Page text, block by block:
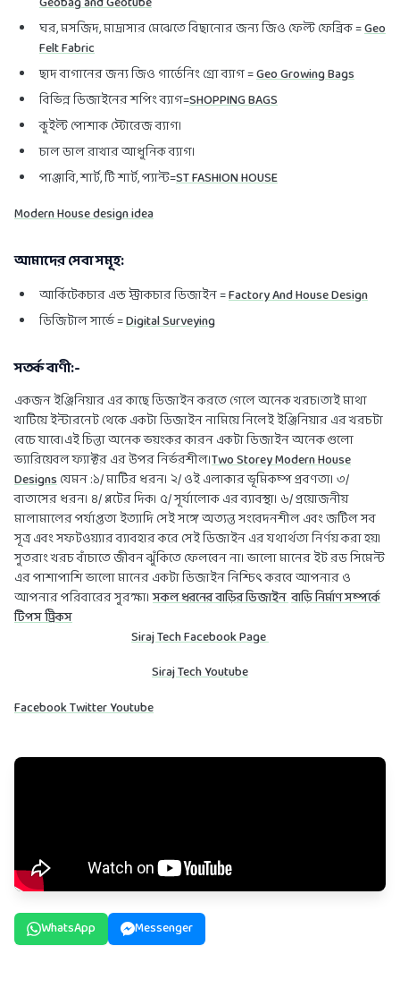
ঘর, মসজিদ, মাদ্রাসার মেঝেতে বিছানোর জন্য জিও ফেল্ট ফেব্রিক =Geo
Felt Fabric
ছাদ বাগানের জন্য জিও গার্ডেনিং গ্রো ব্যাগ =Geo Growing Bags
বিভিন্ন ডিজাইনের শপিং ব্যাগ=SHOPPING BAGS
কুইল্ট পোশাক স্টোরেজ ব্যাগ।
চাল ডাল রাখার আধুনিক ব্যাগ।
পাঞ্জাবি, শার্ট, টি শার্ট, প্যান্ট=ST FASHION HOUSE
Modern House design idea
আমাদের সেবা সমূহ:
আর্কিটেকচার এন্ড স্ট্রাকচার ডিজাইন =Factory And House Design
ডিজিটাল সার্ভে =Digital Surveying
সতর্ক বাণী:-
একজন ইঞ্জিনিয়ার এর কাছে ডিজাইন করতে গেলে অনেক খরচ।তাই মাথা
খাটিয়ে ইন্টারনেট থেকে একটা ডিজাইন নামিয়ে নিলেই ইঞ্জিনিয়ার এর খরচটা
বেচে যাবে।এই চিন্তা অনেক ভয়ংকর কারন একটা ডিজাইন অনেক গুলো
ভ্যারিয়েবল ফ্যাক্টর এর উপর নির্ভরশীল।Two Storey Modern House
Designsযেমন :১/ মাটির ধরন। ২/ ওই এলাকার ভূমিকম্প প্রবণতা। ৩/
বাতাসের ধরন। ৪/ প্লটের দিক। ৫/ সূর্যালোক এর ব্যাবস্থা। ৬/ প্রয়োজনীয়
মালামালের পর্যাপ্ততা ইত্যাদি সেই সঙ্গে অত্যন্ত সংবেদনশীল এবং জটিল সব
সূত্র এবং সফটওয়্যার ব্যাবহার করে সেই ডিজাইন এর যথার্থতা নির্ণয় করা হয়।
সুতরাং খরচ বাঁচাতে জীবন ঝুঁকিতে ফেলবেন না। ভালো মানের ইট রড সিমেন্ট
এর পাশাপাশি ভালো মানের একটা ডিজাইন নিশ্চিৎ করবে আপনার ও
আপনার পরিবারের সুরক্ষা।সকল ধরনের বাড়ির ডিজাইনবাড়ি নির্মাণ সম্পর্কে
টিপস ট্রিকস
Siraj Tech Facebook Page
Siraj Tech Youtube
FacebookTwitterYoutube
WhatsApp Messenger